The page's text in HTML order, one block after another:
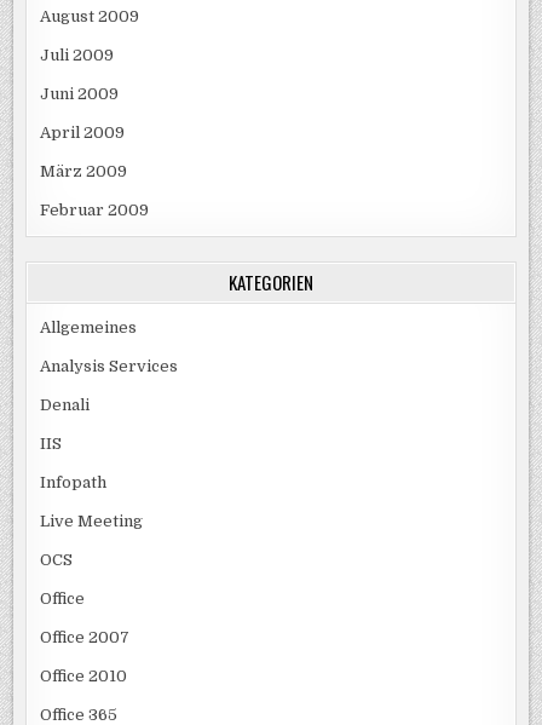
August 2009
Juli 2009
Juni 2009
April 2009
März 2009
Februar 2009
KATEGORIEN
Allgemeines
Analysis Services
Denali
IIS
Infopath
Live Meeting
OCS
Office
Office 2007
Office 2010
Office 365